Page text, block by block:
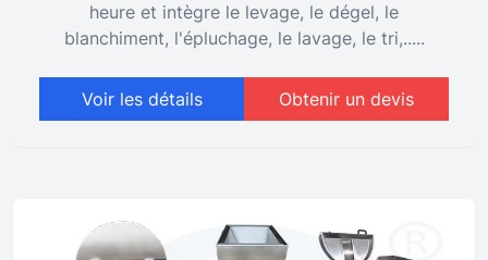
heure et intègre le levage, le dégel, le
blanchiment, l'épluchage, le lavage, le tri,.....
Voir les détails Obtenir un devis